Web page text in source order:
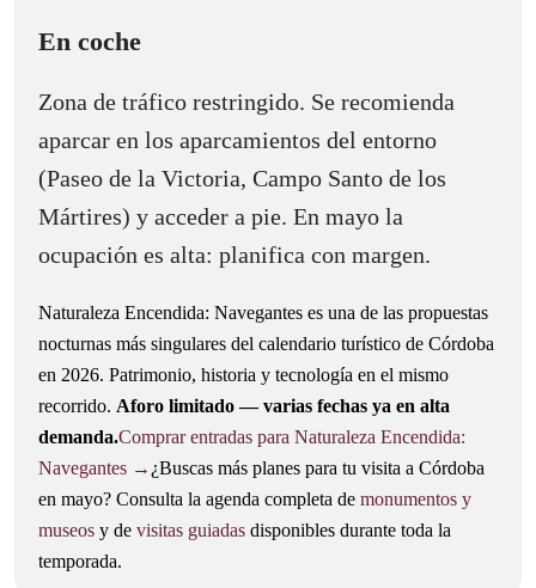
En coche
Zona de tráfico restringido. Se recomienda
aparcar en los aparcamientos del entorno
(Paseo de la Victoria, Campo Santo de los
Mártires) y acceder a pie. En mayo la
ocupación es alta: planifica con margen.
Naturaleza Encendida: Navegantes es una de las propuestas
nocturnas más singulares del calendario turístico de Córdoba
en 2026. Patrimonio, historia y tecnología en el mismo
recorrido. Aforo limitado — varias fechas ya en alta
demanda.Comprar entradas para Naturaleza Encendida:
Navegantes → ¿Buscas más planes para tu visita a Córdoba
en mayo? Consulta la agenda completa de monumentos y
museos y de visitas guiadas disponibles durante toda la
temporada.